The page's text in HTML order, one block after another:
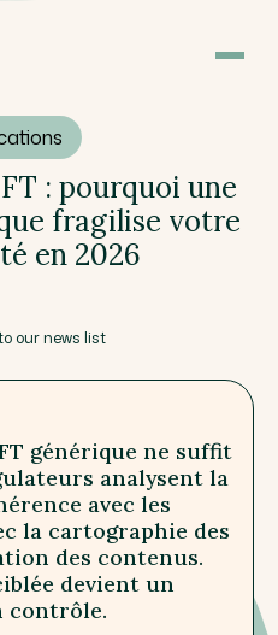
: pourquoi une
fragilise votre
en 2026
our news list
générique ne suffit
analysent la
avec les
la cartographie des
des contenus.
devient un
contrôle.